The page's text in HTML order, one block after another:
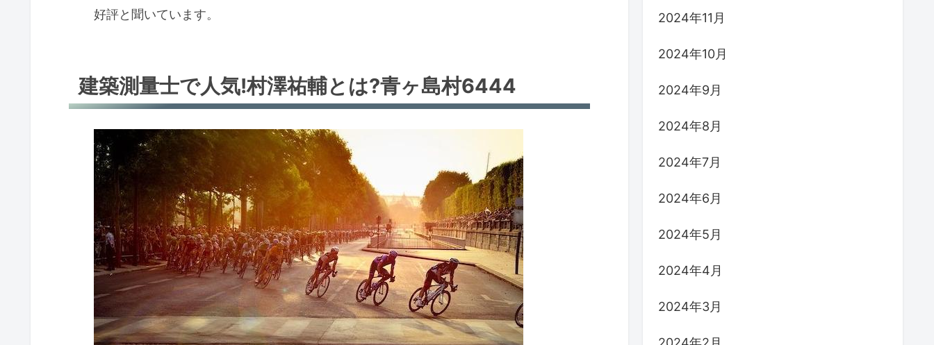
好評と聞いています。
建築測量士で人気!村澤祐輔とは?青ヶ島村6444
2024年11月
2024年10月
2024年9月
2024年8月
2024年7月
2024年6月
2024年5月
2024年4月
2024年3月